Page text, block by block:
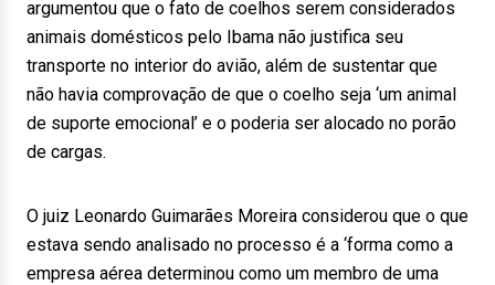
argumentou que o fato de coelhos serem considerados
animais domésticos pelo Ibama não justifica seu
transporte no interior do avião, além de sustentar que
não havia comprovação de que o coelho seja ‘um animal
de suporte emocional’ e o poderia ser alocado no porão
de cargas.
O juiz Leonardo Guimarães Moreira considerou que o que
estava sendo analisado no processo é a ‘forma como a
empresa aérea determinou como um membro de uma